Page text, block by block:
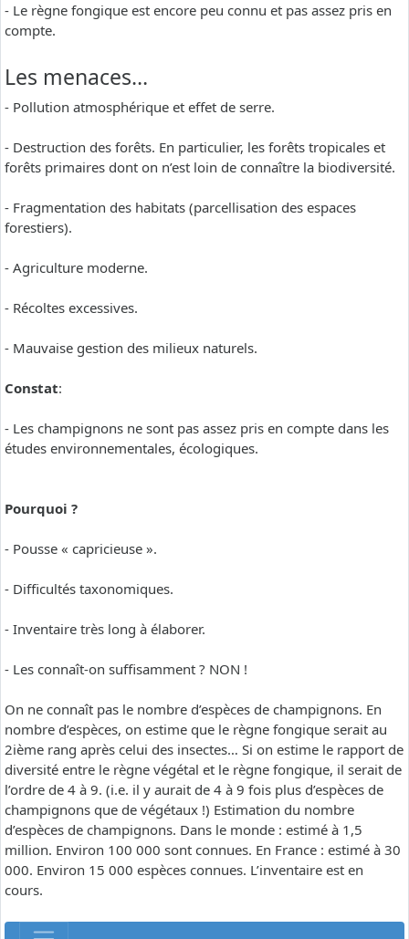
- Le règne fongique est encore peu connu et pas assez pris en
compte.
Les menaces…
- Pollution atmosphérique et effet de serre.
- Destruction des forêts. En particulier, les forêts tropicales et
forêts primaires dont on n’est loin de connaître la biodiversité.
- Fragmentation des habitats (parcellisation des espaces
forestiers).
- Agriculture moderne.
- Récoltes excessives.
- Mauvaise gestion des milieux naturels.
Constat:
- Les champignons ne sont pas assez pris en compte dans les
études environnementales, écologiques.
Pourquoi ?
- Pousse « capricieuse ».
- Difficultés taxonomiques.
- Inventaire très long à élaborer.
- Les connaît-on suffisamment ? NON !
On ne connaît pas le nombre d’espèces de champignons. En
nombre d’espèces, on estime que le règne fongique serait au
2ième rang après celui des insectes… Si on estime le rapport de
diversité entre le règne végétal et le règne fongique, il serait de
l’ordre de 4 à 9. (i.e. il y aurait de 4 à 9 fois plus d’espèces de
champignons que de végétaux !) Estimation du nombre
d’espèces de champignons. Dans le monde : estimé à 1,5
million. Environ 100 000 sont connues. En France : estimé à 30
000. Environ 15 000 espèces connues. L’inventaire est en
cours.